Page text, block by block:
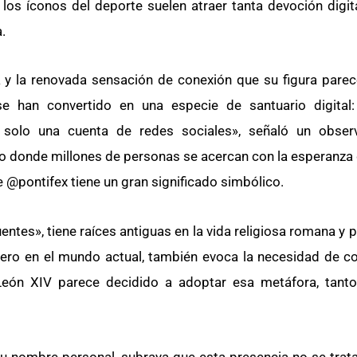
íconos del deporte suelen atraer tanta devoción
la renovada sensación de conexión que su figura
han convertido en una especie de santuario
una cuenta de redes sociales», señaló un
millones de personas se acercan con la esperanza
tiene un gran significado simbólico.
tiene raíces antiguas en la vida religiosa romana y
en el mundo actual, también evoca la necesidad de
XIV parece decidido a adoptar esa metáfora,